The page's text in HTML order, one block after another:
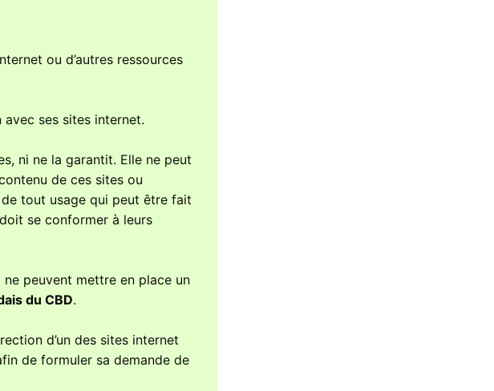
ou d’autres ressources
avec ses sites internet.
ni ne la garantit. Elle ne peut
de ces sites ou
tout usage qui peut être fait
se conformer à leurs
ne peuvent mettre en place un
du CBD.
d’un des sites internet
de formuler sa demande de